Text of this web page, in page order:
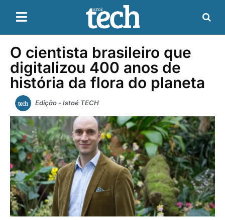
O cientista brasileiro que
digitalizou 400 anos de
história da flora do planeta
Edição - Istoé TECH